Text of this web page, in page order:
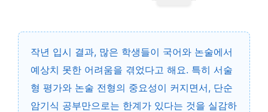
작년 입시 결과, 많은 학생들이 국어와 논술에서
예상치 못한 어려움을 겪었다고 해요. 특히 서술
형 평가와 논술 전형의 중요성이 커지면서, 단순
암기식 공부만으로는 한계가 있다는 것을 실감하